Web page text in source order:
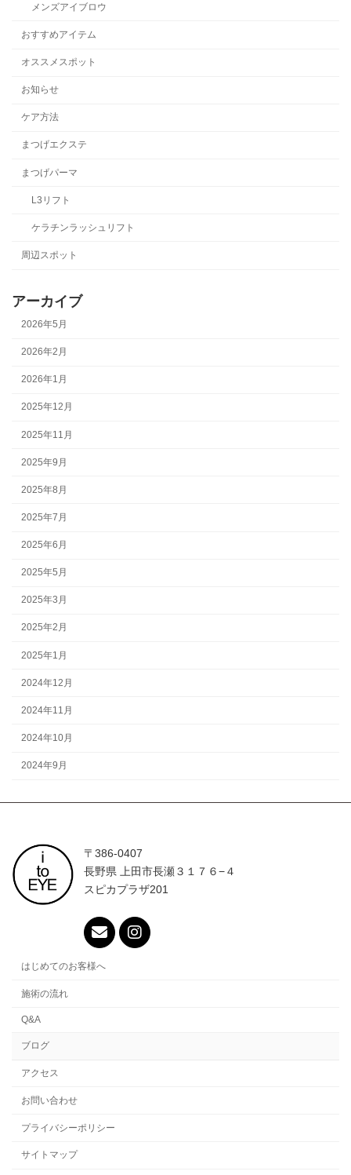
メンズアイブロウ
おすすめアイテム
オススメスポット
お知らせ
ケア方法
まつげエクステ
まつげパーマ
L3リフト
ケラチンラッシュリフト
周辺スポット
アーカイブ
2026年5月
2026年2月
2026年1月
2025年12月
2025年11月
2025年9月
2025年8月
2025年7月
2025年6月
2025年5月
2025年3月
2025年2月
2025年1月
2024年12月
2024年11月
2024年10月
2024年9月
〒386-0407
長野県 上田市長瀬３１７６−４
スピカプラザ201
はじめてのお客様へ
施術の流れ
Q&A
ブログ
アクセス
お問い合わせ
プライバシーポリシー
サイトマップ